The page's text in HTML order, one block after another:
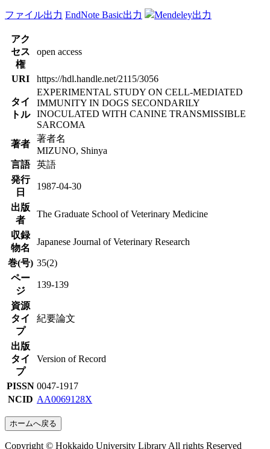
ファイル出力 EndNote Basic出力 Mendeley出力
アク
セス
権
open access
URI https://hdl.handle.net/2115/3056
タイ
トル
EXPERIMENTAL STUDY ON CELL-MEDIATED
IMMUNITY IN DOGS SECONDARILY
INOCULATED WITH CANINE TRANSMISSIBLE
SARCOMA
著者
著者名
MIZUNO, Shinya
言語
英語
発行
日
1987-04-30
出版
者
The Graduate School of Veterinary Medicine
収録
物名
Japanese Journal of Veterinary Research
巻(号) 35(2)
ペー
ジ
139-139
資源
タイ
プ
紀要論文
出版
タイ
プ
Version of Record
PISSN 0047-1917
NCID AA0069128X
ホームへ戻る
Copyright © Hokkaido University Library All rights Reserved